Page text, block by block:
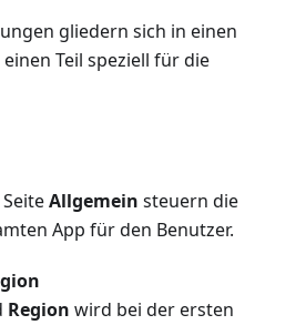
gliedern sich in einen
einen Teil speziell für die
Allgemein steuern die
App für den Benutzer.
Region wird bei der ersten